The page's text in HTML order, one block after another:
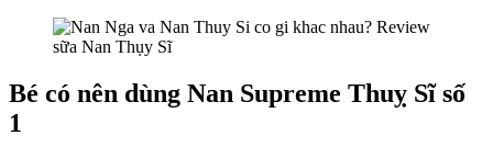
Bé có nên dùng Nan Supreme Thuỵ Sĩ số
1